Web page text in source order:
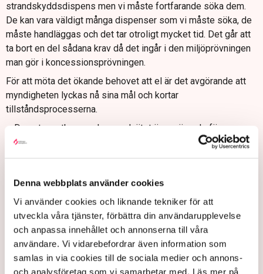
Denna webbplats använder cookies
Vi använder cookies och liknande tekniker för att
utveckla våra tjänster, förbättra din användarupplevelse
och anpassa innehållet och annonserna till våra
användare. Vi vidarebefordrar även information som
samlas in via cookies till de sociala medier och annons-
och analysföretag som vi samarbetar med. Läs mer på
strandskyddsdispens men vi måste fortfarande söka dem.
De kan vara väldigt många dispenser som vi måste söka, de
måste handläggas och det tar otroligt mycket tid. Det går att
ta bort en del sådana krav då det ingår i den miljöprövningen
man gör i koncessionsprövningen.
För att möta det ökande behovet att el är det avgörande att
myndigheten lyckas nå sina mål och kortar
tillståndsprocesserna.
– Den stora utbyggnaden av elnätet är avgörande för
Sveriges konkurrenskraft. Vi måste vara proaktiva i att
försöka möta samhällets behov. Men vi kan inte göra det
tillsammans där alla parter måste dra sitt strå till stacken.
Lagstiftning Katarina Larsson Politik
H2 Green Steel
Infrastruktur
SSAB El Svenska kraftnät LKAB
TN original
Stenkullen